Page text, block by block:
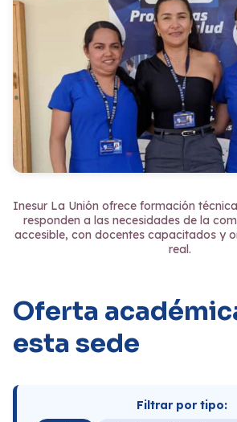
Inesur La Unión ofrece formación
responden a las necesidades de la
accesible, con docentes capacitados y
real.
Oferta
esta sede
Filtrar por tipo: